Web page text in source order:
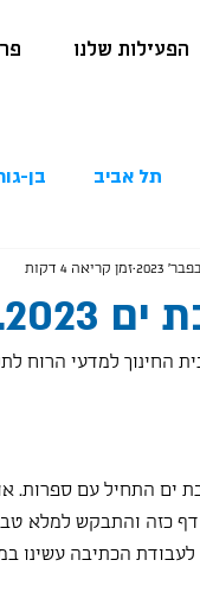
הפעילות שלנו
תל אביב בן-
זמן קריאה 4 דקות
ים התחיל עם ספרות.
כזה והתבקש למלא
הכתיבה עשינו